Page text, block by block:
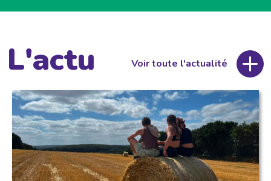
L'actu Voir toute l'actualité